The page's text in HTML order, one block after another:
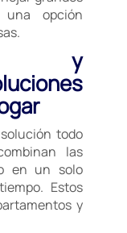
una opción
y
todo
las
en un solo
Estos
y